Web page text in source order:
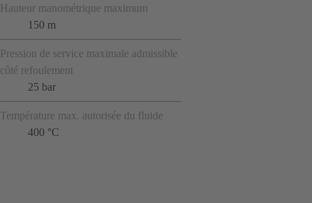
Hauteur manométrique maximum
150 m
Pression de service maximale admissible
côté refoulement
25 bar
Température max. autorisée du fluide
400 °C